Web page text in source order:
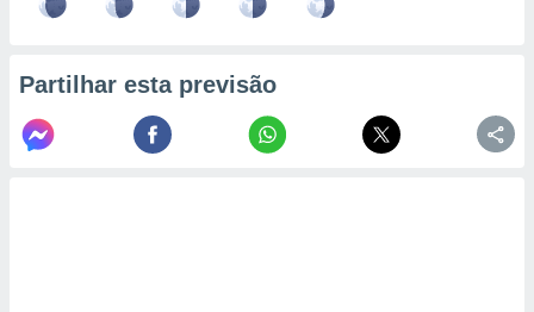
Partilhar esta previsão